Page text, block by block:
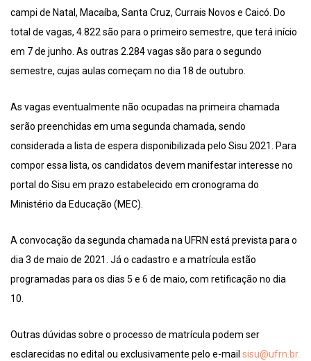
campi de Natal, Macaíba, Santa Cruz, Currais Novos e Caicó. Do
total de vagas, 4.822 são para o primeiro semestre, que terá início
em 7 de junho. As outras 2.284 vagas são para o segundo
semestre, cujas aulas começam no dia 18 de outubro.
As vagas eventualmente não ocupadas na primeira chamada
serão preenchidas em uma segunda chamada, sendo
considerada a lista de espera disponibilizada pelo Sisu 2021. Para
compor essa lista, os candidatos devem manifestar interesse no
portal do Sisu em prazo estabelecido em cronograma do
Ministério da Educação (MEC).
A convocação da segunda chamada na UFRN está prevista para o
dia 3 de maio de 2021. Já o cadastro e a matrícula estão
programadas para os dias 5 e 6 de maio, com retificação no dia
10.
Outras dúvidas sobre o processo de matrícula podem ser
esclarecidas no edital ou exclusivamente pelo e-mail sisu@ufrn.br.